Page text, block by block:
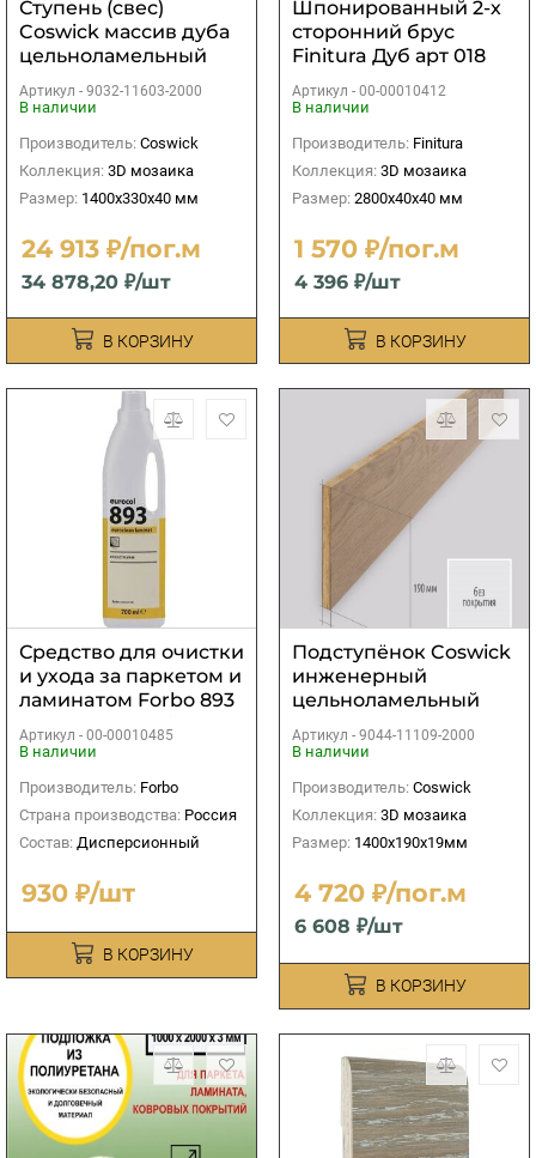
Ступень (свес)
Coswick массив дуба
цельноламельный
без покрытия
1400х330х40 мм
Артикул - 9032-11603-2000
В наличии
Производитель: Coswick
Коллекция: 3D мозаика
Размер: 1400х330х40 мм
24 913 ₽/пог.м
34 878,20 ₽/шт
В КОРЗИНУ
Шпонированный 2-х
сторонний брус
Finitura Дуб арт 018
40х40х2800 мм
Артикул - 00-00010412
В наличии
Производитель: Finitura
Коллекция: 3D мозаика
Размер: 2800х40х40 мм
1 570 ₽/пог.м
4 396 ₽/шт
В КОРЗИНУ
Средство для очистки
и ухода за паркeтом и
ламинaтом Forbo 893
Euroclean Laminat
0,75л
Артикул - 00-00010485
В наличии
Производитель: Forbo
Страна производства: Россия
Состав: Дисперсионный
930 ₽/шт
В КОРЗИНУ
Подступёнок Coswick
инженерный
цельноламельный
Дуб без покрытия
1400х190х19мм
Артикул - 9044-11109-2000
В наличии
Производитель: Coswick
Коллекция: 3D мозаика
Размер: 1400х190х19мм
4 720 ₽/пог.м
6 608 ₽/шт
В КОРЗИНУ